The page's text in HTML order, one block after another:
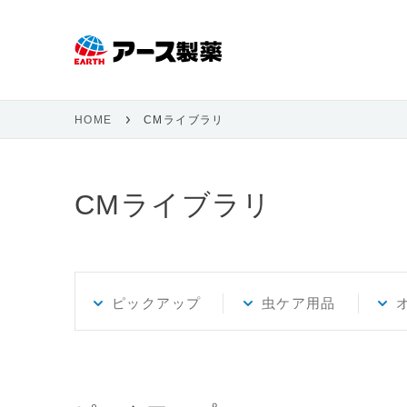
HOME CMライブラリ
CMライブラリ
ピックアップ 虫ケア用品